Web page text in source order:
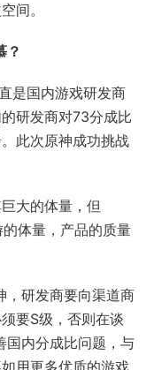
间。
？
是国内游戏研发商
研发商对73分成比
此次原神成功挑战
大的体量，但
体量，产品的质量
，研发商要向渠道商
要S级，否则在谈
国内分成比问题，与